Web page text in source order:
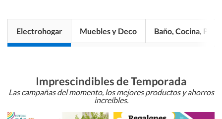
Electrohogar Muebles y Deco Baño, Cocina, Pisos
Imprescindibles de Temporada
Las campañas del momento, los mejores productos y ahorros
increíbles.